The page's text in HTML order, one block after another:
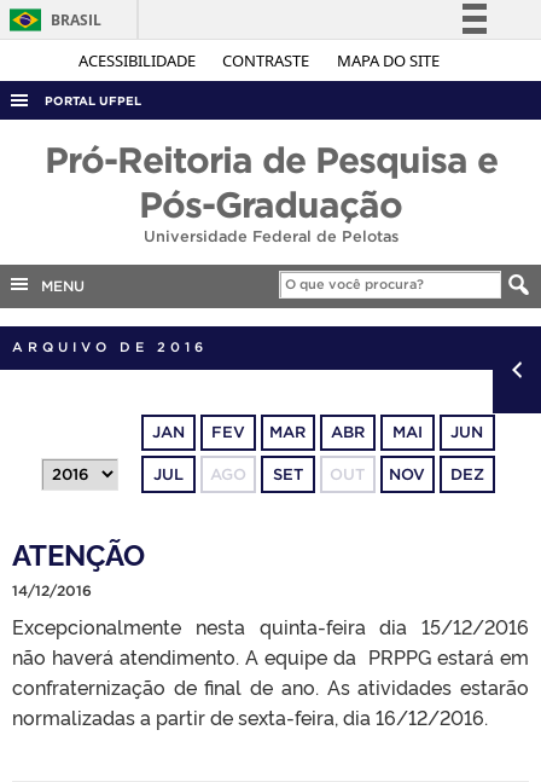
ACESSIBILIDADE CONTRASTE MAPA DO SITE
BRASIL
Simplifique!
Acesso à informação
Legislação
Canais
PORTAL UFPEL
CONCURSOS
EDITAIS
INTERNACIONAL
TELEFONES
Pró-Reitoria de Pesquisa e
Pós-Graduação
Universidade Federal de Pelotas
MENU
ARQUIVO DE 2016
JAN FEV MAR ABR MAI JUN
JUL AGO SET OUT NOV DEZ
ATENÇÃO
14/12/2016
Excepcionalmente nesta quinta-feira dia 15/12/2016
não haverá atendimento. A equipe da PRPPG estará em
confraternização de final de ano. As atividades estarão
normalizadas a partir de sexta-feira, dia 16/12/2016.